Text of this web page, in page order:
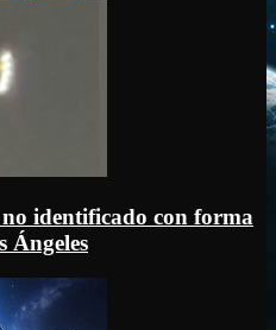
identificado con forma
Ángeles